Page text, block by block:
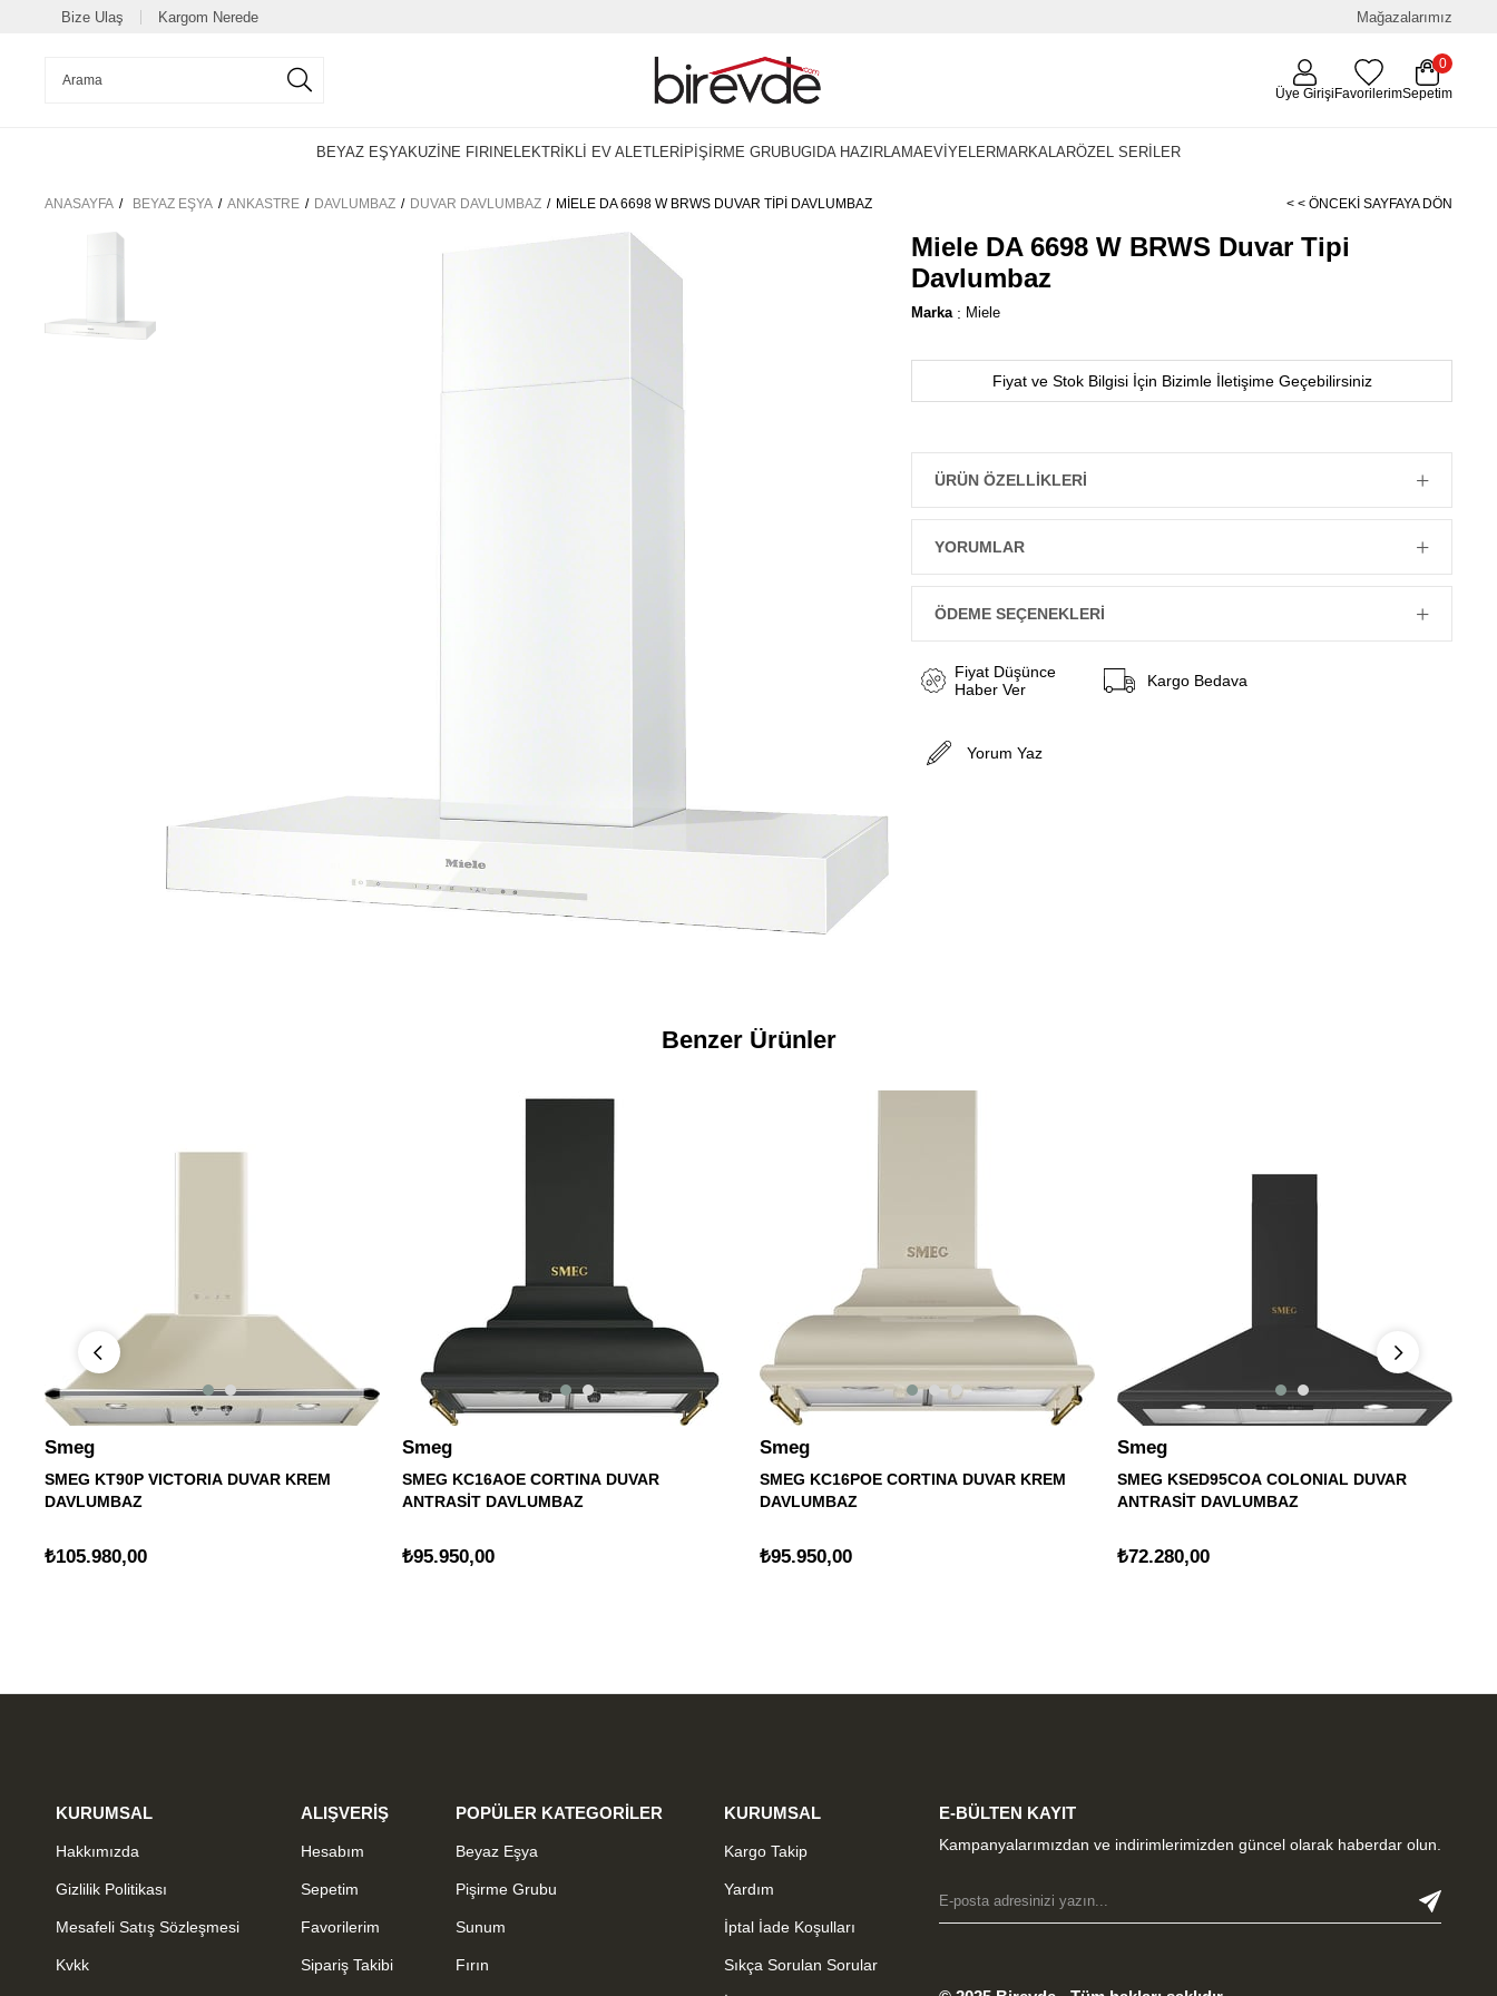
Bize Ulaş Kargom Nerede Mağazalarımız
Üye Girişi FavorilerimSepetim
0
BEYAZ EŞYAKUZİNE FIRIN ELEKTRİKLİ EV ALETLERİ PİŞİRME GRUBUGIDA HAZIRLAMAEVİYELERMARKALARÖZEL SERİLER
ANASAYFA BEYAZ EŞYA ANKASTRE DAVLUMBAZ DUVAR DAVLUMBAZ MIELE DA 6698 W BRWS DUVAR TIPI DAVLUMBAZ < < ÖNCEKI SAYFAYA DÖN
Miele DA 6698 W BRWS Duvar Tipi
Davlumbaz
Marka : Miele
Fiyat ve Stok Bilgisi İçin Bizimle İletişime Geçebilirsiniz
ÜRÜN ÖZELLIKLERI
YORUMLAR
ÖDEME SEÇENEKLERI
Fiyat Düşünce
Haber Ver
Kargo Bedava
Yorum Yaz
Benzer Ürünler
Smeg
SMEG KT90P VICTORIA DUVAR KREM
DAVLUMBAZ
₺105.980,00
Smeg
SMEG KC16AOE CORTINA DUVAR
ANTRASİT DAVLUMBAZ
₺95.950,00
Smeg
SMEG KC16POE CORTINA DUVAR KREM
DAVLUMBAZ
₺95.950,00
Smeg
SMEG KSED95COA COLONIAL DUVAR
ANTRASİT DAVLUMBAZ
₺72.280,00
KURUMSAL
Hakkımızda
Gizlilik Politikası
Mesafeli Satış Sözleşmesi
Kvkk
ALIŞVERİŞ
Hesabım
Sepetim
Favorilerim
Sipariş Takibi
POPÜLER KATEGORİLER
Beyaz Eşya
Pişirme Grubu
Sunum
Fırın
KURUMSAL
Kargo Takip
Yardım
İptal İade Koşulları
Sıkça Sorulan Sorular
E-BÜLTEN KAYIT
Kampanyalarımızdan ve indirimlerimizden güncel olarak haberdar olun.